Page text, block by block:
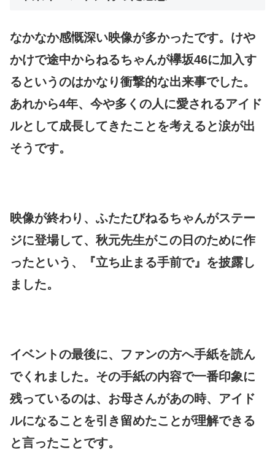
なかなか感慨深い映像が多かったです。けや
かけで途中からねるちゃんが欅坂46に加入す
るというのはかなり衝撃的な出来事でした。
あれから4年、今や多くの人に愛されるアイド
ルとして成長してきたことを考えると涙が出
そうです。
映像が終わり、ふたたびねるちゃんがステー
ジに登場して、秋元先生がこの日のために作
ったという、『立ち止まる手前で』を披露し
ました。
イベントの最後に、ファンの方へ手紙を読ん
でくれました。その手紙の内容で一番印象に
残っているのは、お母さんがあの時、アイド
ルになることを引き留めたことが理解できる
と言ったことです。